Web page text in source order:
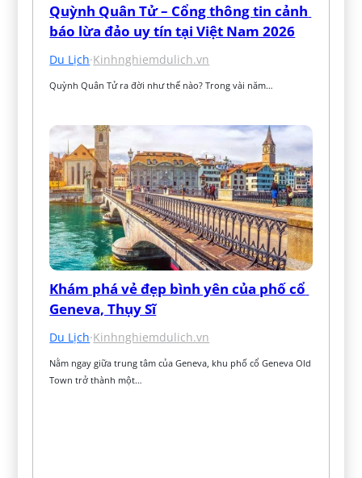
Quỳnh Quân Tử – Cổng thông tin cảnh
báo lừa đảo uy tín tại Việt Nam 2026
Du Lịch·Kinhnghiemdulich.vn
Quỳnh Quân Tử ra đời như thế nào? Trong vài năm…
Khám phá vẻ đẹp bình yên của phố cổ
Geneva, Thụy Sĩ
Du Lịch·Kinhnghiemdulich.vn
Nằm ngay giữa trung tâm của Geneva, khu phố cổ Geneva Old
Town trở thành một…